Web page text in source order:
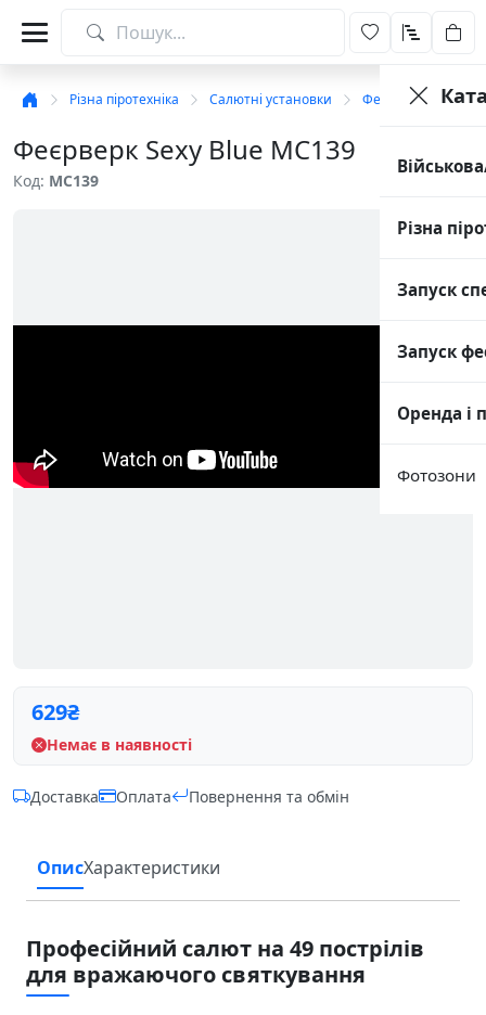
Різна
Запуск
Запуск
Оренда і
Фотозони
Різна піротехніка Салютні установки Феєрверки на 49-
Феєрверк Sexy Blue MC139
Код: MC139
629₴
Немає в наявності
Доставка Оплата Повернення та обмін
ОписХарактеристики
Професійний салют на 49 пострілів
для вражаючого святкування